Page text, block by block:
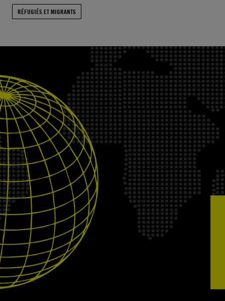
RÉFUGIÉS ET MIGRANTS